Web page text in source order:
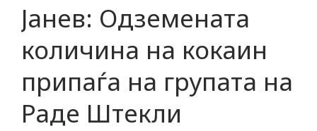
Јанев: Одземената
количина на кокаин
припаѓа на групата на
Раде Штекли